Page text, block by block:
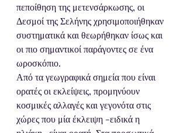
πεποίθηση της μετενσάρκωσης, οι
Δεσμοί της Σελήνης χρησιμοποιήθηκαν
συστηματικά και θεωρήθηκαν ίσως και
οι πιο σημαντικοί παράγοντες σε ένα
ωροσκόπιο.
Από τα γεωγραφικά σημεία που είναι
ορατές οι εκλείψεις, προμηνύουν
κοσμικές αλλαγές και γεγονότα στις
χώρες που μία έκλειψη -ειδικά η